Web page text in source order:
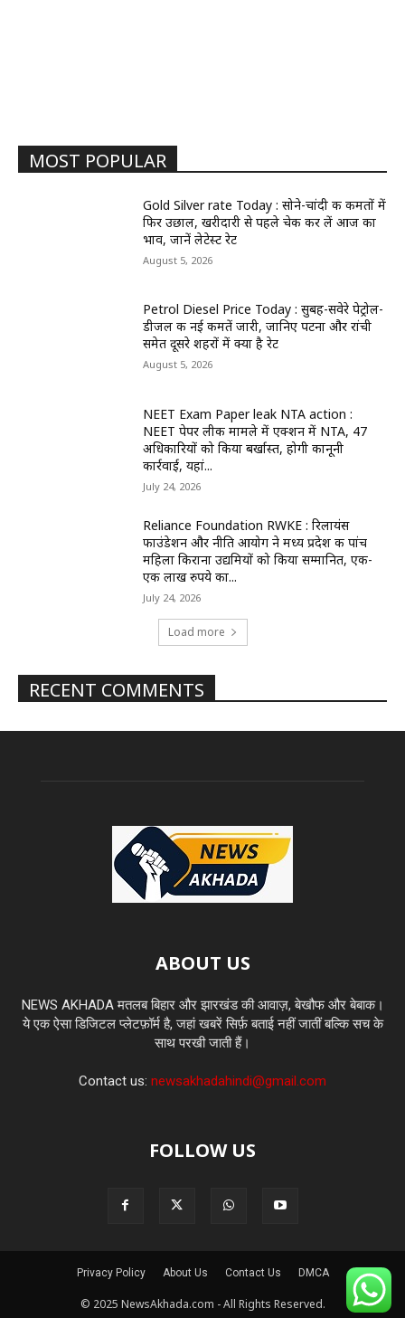
MOST POPULAR
Gold Silver rate Today : सोने-चांदी की कीमतों में
फिर उछाल, खरीदारी से पहले चेक कर लें आज का
भाव, जानें लेटेस्ट रेट
August 5, 2026
Petrol Diesel Price Today : सुबह-सवेरे पेट्रोल-
डीजल की नई कीमतें जारी, जानिए पटना और रांची
समेत दूसरे शहरों में क्या है रेट
August 5, 2026
NEET Exam Paper leak NTA action :
NEET पेपर लीक मामले में एक्शन में NTA, 47
अधिकारियों को किया बर्खास्त, होगी कानूनी
कार्रवाई, यहां...
July 24, 2026
Reliance Foundation RWKE : रिलायंस
फाउंडेशन और नीति आयोग ने मध्य प्रदेश की पांच
महिला किराना उद्यमियों को किया सम्मानित, एक-
एक लाख रुपये का...
July 24, 2026
Load more
RECENT COMMENTS
ABOUT US
NEWS AKHADA मतलब बिहार और झारखंड की आवाज़, बेखौफ और बेबाक।
ये एक ऐसा डिजिटल प्लेटफ़ॉर्म है, जहां खबरें सिर्फ़ बताई नहीं जातीं बल्कि सच के
साथ परखी जाती हैं।
Contact us: newsakhadahindi@gmail.com
FOLLOW US
Privacy Policy About Us Contact Us DMCA
© 2025 NewsAkhada.com - All Rights Reserved.